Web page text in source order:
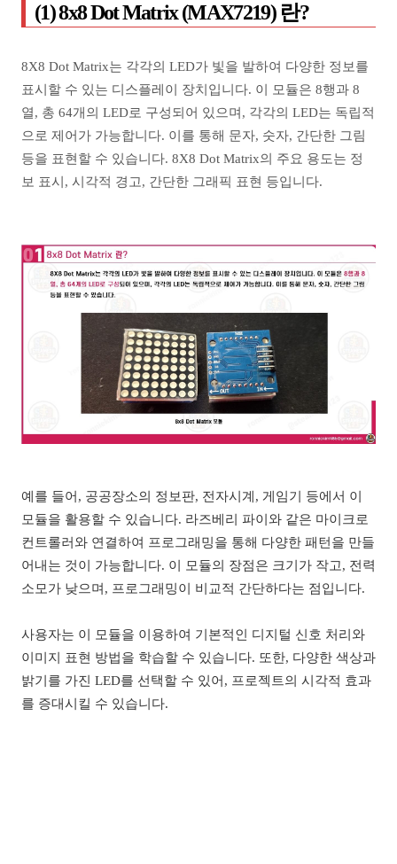
(1) 8x8 Dot Matrix (MAX7219) 란?
8X8 Dot Matrix는 각각의 LED가 빛을 발하여 다양한 정보를
표시할 수 있는 디스플레이 장치입니다. 이 모듈은 8행과 8
열, 총 64개의 LED로 구성되어 있으며, 각각의 LED는 독립적
으로 제어가 가능합니다. 이를 통해 문자, 숫자, 간단한 그림
등을 표현할 수 있습니다. 8X8 Dot Matrix의 주요 용도는 정
보 표시, 시각적 경고, 간단한 그래픽 표현 등입니다.
예를 들어, 공공장소의 정보판, 전자시계, 게임기 등에서 이
모듈을 활용할 수 있습니다. 라즈베리 파이와 같은 마이크로
컨트롤러와 연결하여 프로그래밍을 통해 다양한 패턴을 만들
어내는 것이 가능합니다. 이 모듈의 장점은 크기가 작고, 전력
소모가 낮으며, 프로그래밍이 비교적 간단하다는 점입니다.
사용자는 이 모듈을 이용하여 기본적인 디지털 신호 처리와
이미지 표현 방법을 학습할 수 있습니다. 또한, 다양한 색상과
밝기를 가진 LED를 선택할 수 있어, 프로젝트의 시각적 효과
를 증대시킬 수 있습니다.